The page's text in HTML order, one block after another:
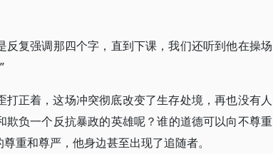
复强调那四个字，直到下课，我们还听到他在操场
正着，这场冲突彻底改变了生存处境，再也没有人
负一个反抗暴政的英雄呢？谁的道德可以向不尊重
重和尊严，他身边甚至出现了追随者。